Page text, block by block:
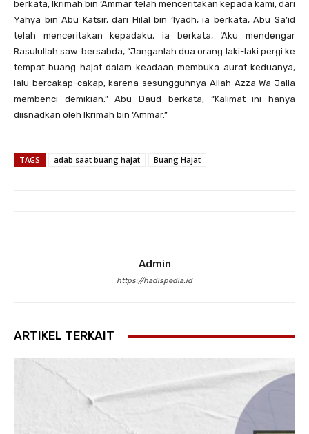
berkata, Ikrimah bin ‘Ammar telah menceritakan kepada kami, dari
Yahya bin Abu Katsir, dari Hilal bin ‘Iyadh, ia berkata, Abu Sa’id
telah menceritakan kepadaku, ia berkata, ‘Aku mendengar
Rasulullah saw. bersabda, “Janganlah dua orang laki-laki pergi ke
tempat buang hajat dalam keadaan membuka aurat keduanya,
lalu bercakap-cakap, karena sesungguhnya Allah Azza Wa Jalla
membenci demikian.” Abu Daud berkata, “Kalimat ini hanya
diisnadkan oleh Ikrimah bin ‘Ammar.”
TAGS adab saat buang hajat Buang Hajat
Admin
https://hadispedia.id
ARTIKEL TERKAIT